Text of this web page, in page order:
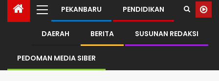
PEKANBARU PENDIDIKAN
DAERAH BERITA SUSUNAN REDAKSI
PEDOMAN MEDIA SIBER